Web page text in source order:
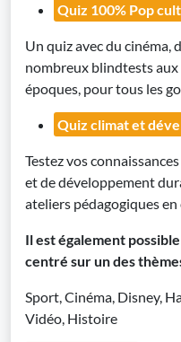
Quiz 100% Pop
Un quiz avec du cinéma,
nombreux blindtests aux
époques, pour tous les
Quiz climat et
Testez vos
et de développement
ateliers pédagogiques
Il est également
centré sur un des
Sport, Cinéma, Disney,
Vidéo, Histoire